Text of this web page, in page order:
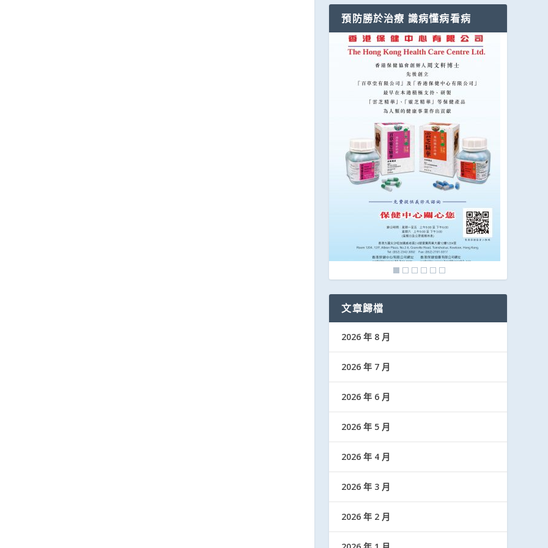
預防勝於治療 識病懂病看病
文章歸檔
2026 年 8 月
2026 年 7 月
2026 年 6 月
2026 年 5 月
2026 年 4 月
2026 年 3 月
2026 年 2 月